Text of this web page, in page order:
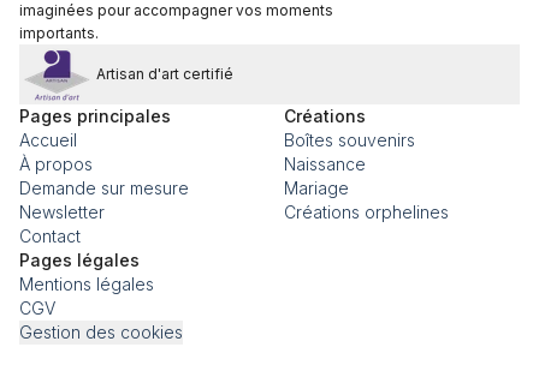
imaginées pour accompagner vos moments
importants.
Artisan d'art certifié
Pages principales
Accueil
À propos
Demande sur mesure
Newsletter
Contact
Créations
Boîtes souvenirs
Naissance
Mariage
Créations orphelines
Pages légales
Mentions légales
CGV
Gestion des cookies